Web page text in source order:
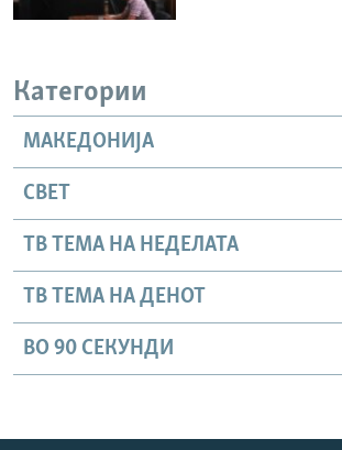
Категории
МАКЕДОНИЈА
СВЕТ
ТВ ТЕМА НА НЕДЕЛАТА
ТВ ТЕМА НА ДЕНОТ
ВО 90 СЕКУНДИ